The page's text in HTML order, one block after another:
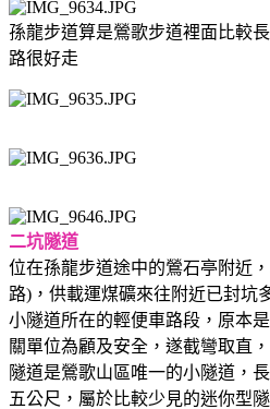
孫龍步道算是鶯歌步道裡面比較
路很好走
二坑隧道
位在孫龍步道途中的鶯石亭附近
路)，供載運煤礦來往附近已封坑
小隧道所在的輕便車路段，原本
關單位為顧及安全，遂截彎取直
隧道是鶯歌山區唯一的小隧道，
五公尺，屬於比較少見的迷你型